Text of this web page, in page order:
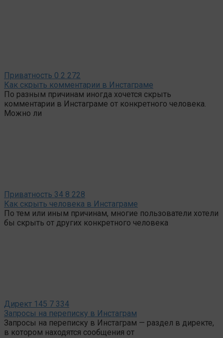
Приватность 0 2 272
Как скрыть комментарии в Инстаграме
По разным причинам иногда хочется скрыть
комментарии в Инстаграме от конкретного человека.
Можно ли
Приватность 34 8 228
Как скрыть человека в Инстаграме
По тем или иным причинам, многие пользователи хотели
бы скрыть от других конкретного человека
Директ 145 7 334
Запросы на переписку в Инстаграм
Запросы на переписку в Инстаграм — раздел в директе,
в котором находятся сообщения от